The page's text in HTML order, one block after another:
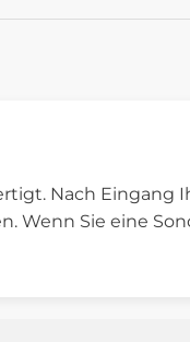
Nach Eingang
Wenn Sie eine